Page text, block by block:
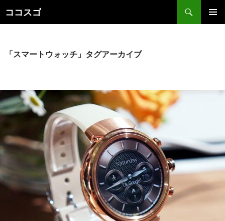
ココスゴ
索
ン
ッ
プ
「スマートウォッチ」タグアーカイブ